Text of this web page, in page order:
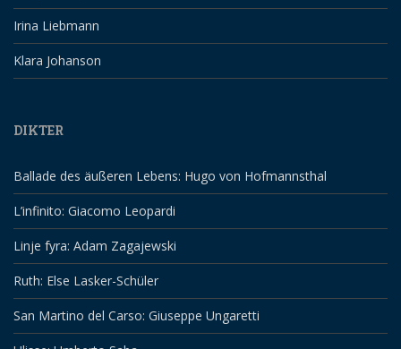
Irina Liebmann
Klara Johanson
DIKTER
Ballade des äußeren Lebens: Hugo von Hofmannsthal
L’infinito: Giacomo Leopardi
Linje fyra: Adam Zagajewski
Ruth: Else Lasker-Schüler
San Martino del Carso: Giuseppe Ungaretti